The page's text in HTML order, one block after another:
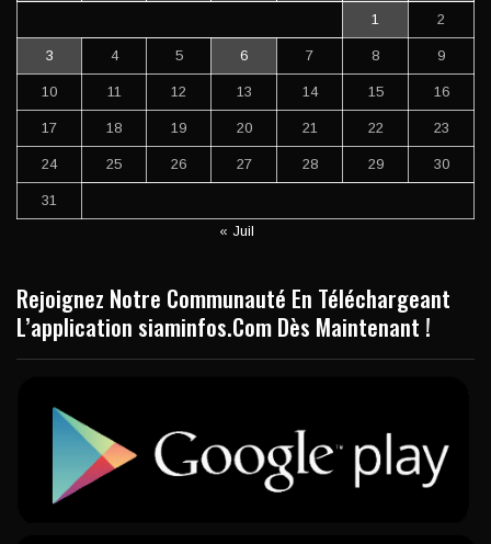
1 2
3 4 5 6 7 8 9
10 11 12 13 14 15 16
17 18 19 20 21 22 23
24 25 26 27 28 29 30
31
« Juil
Rejoignez Notre Communauté En Téléchargeant
L’application siaminfos.Com Dès Maintenant !